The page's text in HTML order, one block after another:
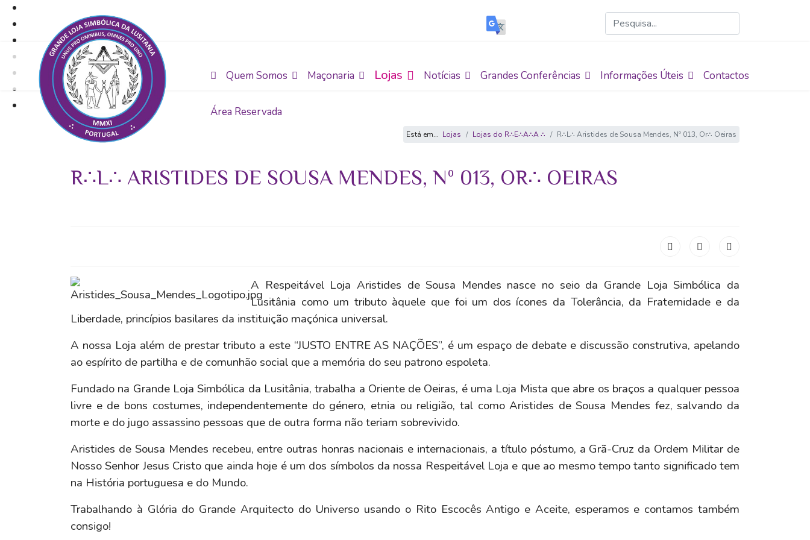
Quem Somos Maçonaria Lojas Notícias Grandes Conferências Informações Úteis Contactos
Área Reservada
Está em... Lojas Lojas do R∴E∴A∴A ∴ R∴L∴ Aristides de Sousa Mendes, Nº 013, Or∴ Oeiras
R∴L∴ ARISTIDES DE SOUSA MENDES, Nº 013, OR∴ OEIRAS
A Respeitável Loja Aristides de Sousa Mendes nasce no seio da Grande Loja Simbólica da
Lusitânia como um tributo àquele que foi um dos ícones da Tolerância, da Fraternidade e da
Liberdade, princípios basilares da instituição maçónica universal.
A nossa Loja além de prestar tributo a este “JUSTO ENTRE AS NAÇÕES”, é um espaço de debate e discussão construtiva, apelando
ao espírito de partilha e de comunhão social que a memória do seu patrono espoleta.
Fundado na Grande Loja Simbólica da Lusitânia, trabalha a Oriente de Oeiras, é uma Loja Mista que abre os braços a qualquer pessoa
livre e de bons costumes, independentemente do género, etnia ou religião, tal como Aristides de Sousa Mendes fez, salvando da
morte e do jugo assassino pessoas que de outra forma não teriam sobrevivido.
Aristides de Sousa Mendes recebeu, entre outras honras nacionais e internacionais, a título póstumo, a Grã-Cruz da Ordem Militar de
Nosso Senhor Jesus Cristo que ainda hoje é um dos símbolos da nossa Respeitável Loja e que ao mesmo tempo tanto significado tem
na História portuguesa e do Mundo.
Trabalhando à Glória do Grande Arquitecto do Universo usando o Rito Escocês Antigo e Aceite, esperamos e contamos também
consigo!